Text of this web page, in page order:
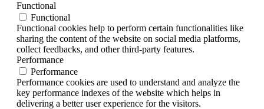
Functional
Functional
Functional cookies help to perform certain functionalities like
sharing the content of the website on social media platforms,
collect feedbacks, and other third-party features.
Performance
Performance
Performance cookies are used to understand and analyze the
key performance indexes of the website which helps in
delivering a better user experience for the visitors.